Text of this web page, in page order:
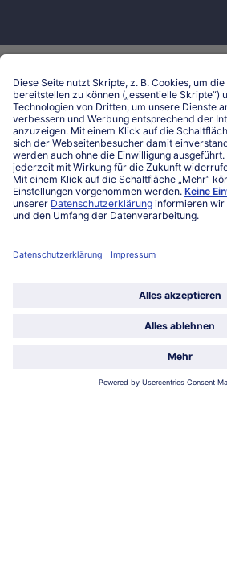
Hilfe & Kontakt
Niederlassungen
Kontakt
FAQ
Service